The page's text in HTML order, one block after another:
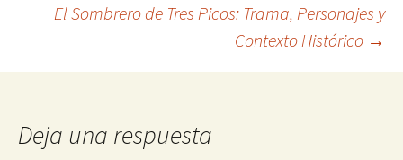
entradas
El Sombrero de Tres Picos: Trama, Personajes y
Contexto Histórico →
Deja una respuesta